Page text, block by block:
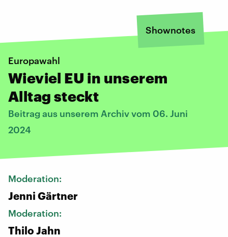
Shownotes
Europawahl
Wieviel EU in unserem
Alltag steckt
Beitrag aus unserem Archiv vom 06. Juni
2024
Moderation:
Jenni Gärtner
Moderation:
Thilo Jahn